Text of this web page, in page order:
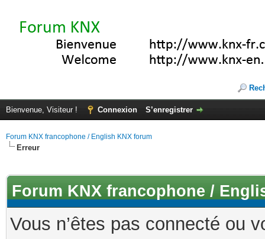
Bienvenue, Visiteur ! Connexion S’enregistrer
Forum KNX francophone / English KNX forum
Erreur
Forum KNX francophone /
Vous n’êtes pas connecté ou